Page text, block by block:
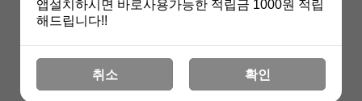
앱설치하시면 바로사용가능한 적립금 1000원 적립
해드립니다!!
취소 확인